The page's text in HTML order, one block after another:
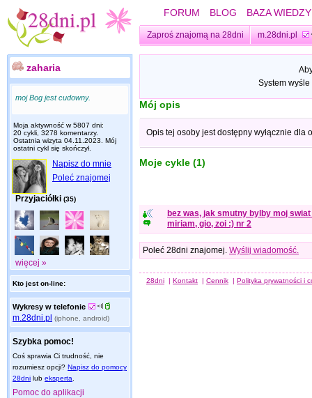
FORUM BLOG BAZA WIEDZY
Zaproś znajomą na 28dni m.28dni.pl
zaharia
moj Bog jest cudowny.
Moja aktywność w 5807 dni:
20 cykli, 3278 komentarzy.
Ostatnia wizyta 04.11.2023 . Mój
ostatni cykl się skończył.
Napisz do mnie
Poleć znajomej
Przyjaciółki (35)
więcej »
Kto jest on-line:
Wykresy w telefonie
m.28dni.pl (iphone, android)
Szybka pomoc!
Coś sprawia Ci trudność, nie
rozumiesz opcji? Napisz do pomocy
28dni lub eksperta
Pomoc do aplikacji
System
Mój opis
Opis tej osoby jest dostępny wyłącznie dla
Moje cykle (1)
bez was, jak smutny bylby moj swiat
miriam, gio, zoi :) nr 2
Poleć 28dni znajomej. Wyślij wiadomość.
28dni | Kontakt | Cennik | Polityka prywatności i